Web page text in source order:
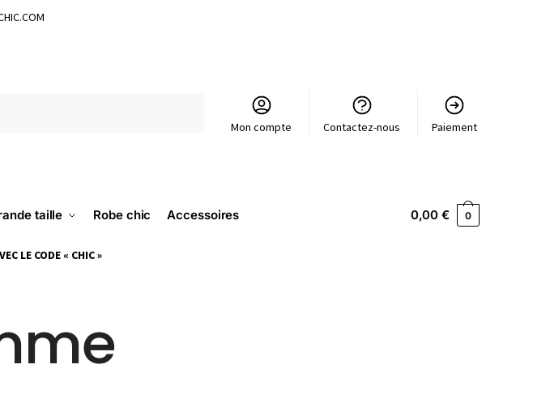
Mon compte Contactez-nous Paiement
taille Robe chic Accessoires 0,00€ 0
LE CODE « CHIC »